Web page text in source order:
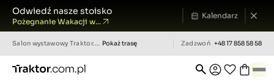
Odwiedź nasze stoisko
Pożegnanie Wakacji w...
Kalendarz
Salon wystawowy Traktor.com.pl Pokaż trasę Zadzwoń +48 17 858 58 58